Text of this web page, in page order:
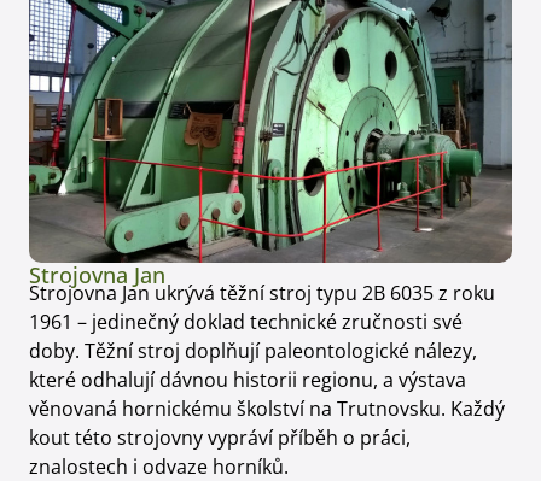
Strojovna Jan
Strojovna Jan ukrývá těžní stroj typu 2B 6035 z roku
1961 – jedinečný doklad technické zručnosti své
doby. Těžní stroj doplňují paleontologické nálezy,
které odhalují dávnou historii regionu, a výstava
věnovaná hornickému školství na Trutnovsku. Každý
kout této strojovny vypráví příběh o práci,
znalostech i odvaze horníků.